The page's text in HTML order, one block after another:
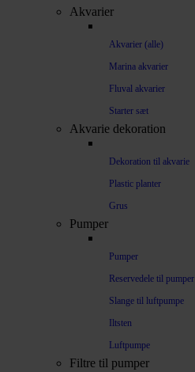
Akvarier
Akvarier (alle)
Marina akvarier
Fluval akvarier
Starter sæt
Akvarie dekoration
Dekoration til akvarie
Plastic planter
Grus
Pumper
Pumper
Reservedele til pumper
Slange til luftpumpe
Iltsten
Luftpumpe
Filtre til pumper